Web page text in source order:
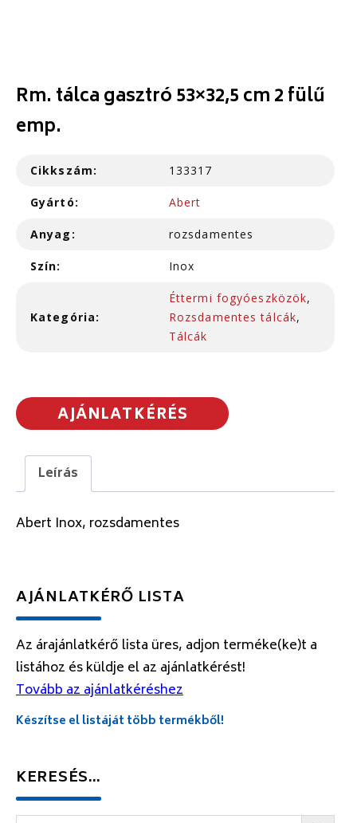
Rm. tálca gasztró 53×32,5 cm 2 fülű
emp.
Cikkszám: 133317
Gyártó: Abert
Anyag: rozsdamentes
Szín: Inox
Kategória:
Éttermi fogyóeszközök,
Rozsdamentes tálcák,
Tálcák
AJÁNLATKÉRÉS
Leírás
Abert Inox, rozsdamentes
AJÁNLATKÉRŐ LISTA
Az árajánlatkérő lista üres, adjon terméke(ke)t a
listához és küldje el az ajánlatkérést!
Tovább az ajánlatkéréshez
Készítse el listáját több termékből!
KERESÉS…